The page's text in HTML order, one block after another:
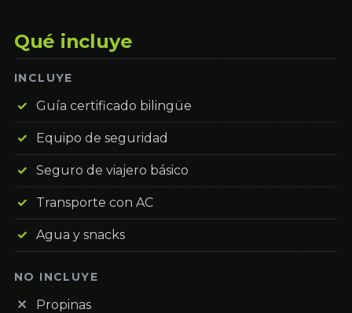
Qué incluye
INCLUYE
Guía certificado bilingüe
Equipo de seguridad
Seguro de viajero básico
Transporte con AC
Agua y snacks
NO INCLUYE
Propinas